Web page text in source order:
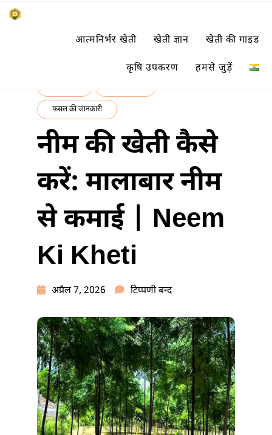
SUBSISTENCE FARMING
किसानों के साथ, किसानों के लिए
आत्मनिर्भर खेती खेती ज्ञान खेती की गाइड
कृषि उपकरण हमसे जुड़ें
फसल की जानकारी
नीम की खेती कैसे
करें: मालाबार नीम
से कमाई | Neem
Ki Kheti
अप्रैल 7, 2026 टिप्पणी बन्दनीम
खेती
कैसे
करें:
मालाबार
नीम
से
कमाई